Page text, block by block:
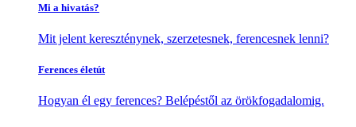
Mi a hivatás?
Mit jelent kereszténynek, szerzetesnek, ferencesnek lenni?
Ferences életút
Hogyan él egy ferences? Belépéstől az örökfogadalomig.